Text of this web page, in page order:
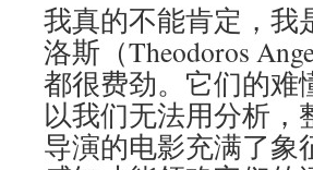
我真的不能肯定，我
洛斯（Theodoros
都很费劲。它们的难
以我们无法用分析，
导演的电影充满了象